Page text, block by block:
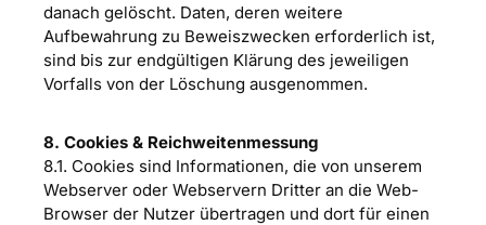
danach gelöscht. Daten, deren weitere
Aufbewahrung zu Beweiszwecken erforderlich ist,
sind bis zur endgültigen Klärung des jeweiligen
Vorfalls von der Löschung ausgenommen.
8. Cookies & Reichweitenmessung
8.1. Cookies sind Informationen, die von unserem
Webserver oder Webservern Dritter an die Web-
Browser der Nutzer übertragen und dort für einen